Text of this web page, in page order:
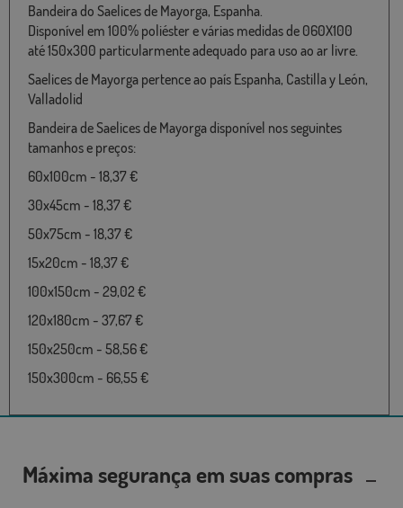
Bandeira do Saelices de Mayorga, Espanha.
Disponível em 100% poliéster e várias medidas de 060X100
até 150x300 particularmente adequado para uso ao ar livre.
Saelices de Mayorga pertence ao país Espanha, Castilla y León,
Valladolid
Bandeira de Saelices de Mayorga disponível nos seguintes
tamanhos e preços:
60x100cm - 18,37 €
30x45cm - 18,37 €
50x75cm - 18,37 €
15x20cm - 18,37 €
100x150cm - 29,02 €
120x180cm - 37,67 €
150x250cm - 58,56 €
150x300cm - 66,55 €
Máxima segurança em suas compras